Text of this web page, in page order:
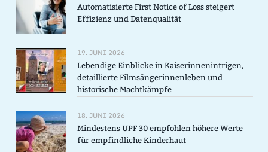
Automatisierte First Notice of Loss steigert
Effizienz und Datenqualität
19. JUNI 2026
Lebendige Einblicke in Kaiserinnenintrigen,
detaillierte Filmsängerinnenleben und
historische Machtkämpfe
18. JUNI 2026
Mindestens UPF 30 empfohlen höhere Werte
für empfindliche Kinderhaut